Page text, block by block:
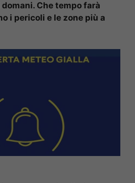
Che tempo farà
i pericoli e le zone più a